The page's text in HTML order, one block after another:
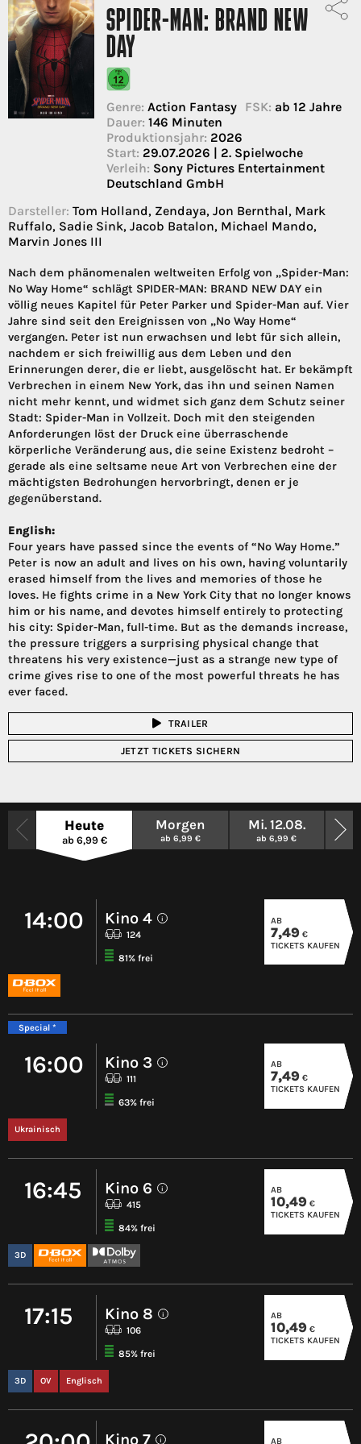
SPIDER-MAN: BRAND NEW
DAY
Genre: Action Fantasy FSK: ab 12 Jahre
Dauer: 146 Minuten
Produktionsjahr: 2026
Start: 29.07.2026 | 2. Spielwoche
Verleih: Sony Pictures Entertainment
Deutschland GmbH
Darsteller: Tom Holland, Zendaya, Jon Bernthal, Mark
Ruffalo, Sadie Sink, Jacob Batalon, Michael Mando,
Marvin Jones III
Nach dem phänomenalen weltweiten Erfolg von „Spider-Man:
No Way Home“ schlägt SPIDER-MAN: BRAND NEW DAY ein
völlig neues Kapitel für Peter Parker und Spider-Man auf. Vier
Jahre sind seit den Ereignissen von „No Way Home“
vergangen. Peter ist nun erwachsen und lebt für sich allein,
nachdem er sich freiwillig aus dem Leben und den
Erinnerungen derer, die er liebt, ausgelöscht hat. Er bekämpft
Verbrechen in einem New York, das ihn und seinen Namen
nicht mehr kennt, und widmet sich ganz dem Schutz seiner
Stadt: Spider-Man in Vollzeit. Doch mit den steigenden
Anforderungen löst der Druck eine überraschende
körperliche Veränderung aus, die seine Existenz bedroht –
gerade als eine seltsame neue Art von Verbrechen eine der
mächtigsten Bedrohungen hervorbringt, denen er je
gegenüberstand.
English:
Four years have passed since the events of “No Way Home.”
Peter is now an adult and lives on his own, having voluntarily
erased himself from the lives and memories of those he
loves. He fights crime in a New York City that no longer knows
him or his name, and devotes himself entirely to protecting
his city: Spider-Man, full-time. But as the demands increase,
the pressure triggers a surprising physical change that
threatens his very existence—just as a strange new type of
crime gives rise to one of the most powerful threats he has
ever faced.
TRAILER
JETZT TICKETS SICHERN
Heute
ab 6,99 €
Morgen
ab 6,99 €
Mi. 12.08.
ab 6,99 €
14:00 Kino 4 i
124
81% frei
AB
7,49 €
TICKETS KAUFEN
Special *
16:00 Kino 3 i
111
63% frei
Ukrainisch
AB
7,49 €
TICKETS KAUFEN
16:45 Kino 6 i
415
84% frei
3D
AB
10,49 €
TICKETS KAUFEN
17:15 Kino 8 i
106
85% frei
3D OV Englisch
AB
10,49 €
TICKETS KAUFEN
Kino 7 i AB